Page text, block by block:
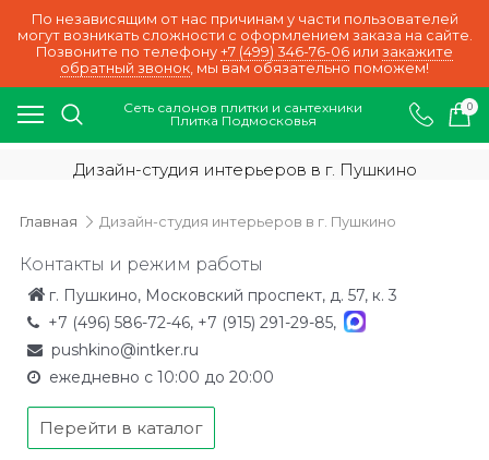
По независящим от нас причинам у части пользователей
могут возникать сложности с оформлением заказа на сайте.
Позвоните по телефону +7 (499) 346-76-06 или закажите
обратный звонок, мы вам обязательно поможем!
Сеть салонов плитки и сантехники
Плитка Подмосковья
0
Дизайн-студия интерьеров в г. Пушкино
Главная Дизайн-студия интерьеров в г. Пушкино
Контакты и режим работы
г. Пушкино, Московский проспект, д. 57, к. 3
+7 (496) 586-72-46, +7 (915) 291-29-85,
pushkino@intker.ru
ежедневно с 10:00 до 20:00
Перейти в каталог